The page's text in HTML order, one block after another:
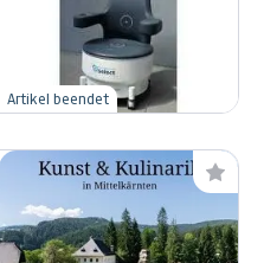
Artikel beendet